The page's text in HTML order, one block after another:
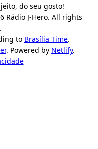
do seu gosto!
Rádio J-Hero. All rights
to Brasília Time.
. Powered by Netlify.